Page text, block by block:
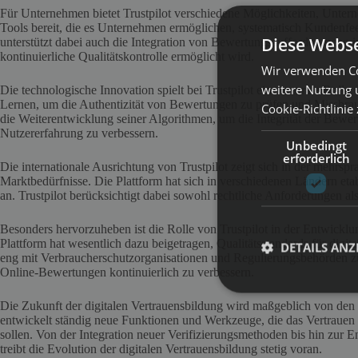
Für Unternehmen bietet Trustpilot verschiedene Möglichkeiten,
Tools bereit, die es Unternehmen ermöglichen, systematisch
unterstützt dabei auch die Integration von Bewertungsaufforderungen
kontinuierliche Qualitätskontrolle ermöglicht wird.
Die technologische Innovation spielt bei Trustpilot eine zentrale
Lernen, um die Authentizität von Bewertungen zu prüfen und
die Weiterentwicklung seiner Algorithmen, um die Integrität der
Nutzererfahrung zu verbessern.
Die internationale Ausrichtung von Trustpilot zeigt sich in der
Marktbedürfnisse. Die Plattform hat sich in verschiedenen Ländern
an. Trustpilot berücksichtigt dabei sowohl rechtliche Anforderungen
Besonders hervorzuheben ist die Rolle von Trustpilot in der
Plattform hat wesentlich dazu beigetragen, Qualitätsstandards für
eng mit Verbraucherschutzorganisationen und Regulierungsbehörden
Online-Bewertungen kontinuierlich zu verbessern.
Die Zukunft der digitalen Vertrauensbildung wird maßgeblich von
entwickelt ständig neue Funktionen und Werkzeuge, die das
sollen. Von der Integration neuer Verifizierungsmethoden bis hin zur
treibt die Evolution der digitalen Vertrauensbildung stetig voran.
Diese
Wir verwenden
weitere Nutzung
Cookie-Richtlinie
Unbedingt
erforderlich
DETAILS